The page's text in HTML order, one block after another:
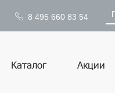
8 495 660 83 54
Каталог Акции